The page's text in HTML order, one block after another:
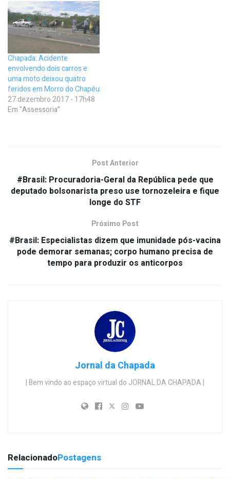
Chapada: Acidente
envolvendo dois carros e
uma moto deixou quatro
feridos em Morro do Chapéu
27 dezembro 2017 - 17h48
Em "Assessoria"
Post Anterior
#Brasil: Procuradoria-Geral da República pede que
deputado bolsonarista preso use tornozeleira e fique
longe do STF
Próximo Post
#Brasil: Especialistas dizem que imunidade pós-vacina
pode demorar semanas; corpo humano precisa de
tempo para produzir os anticorpos
Jornal da Chapada
| Bem vindo ao espaço virtual do JORNAL DA CHAPADA |
RelacionadoPostagens